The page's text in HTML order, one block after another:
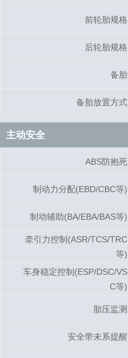
前轮胎规格
后轮胎规格
备胎
备胎放置方式
主动安全
ABS防抱死
制动力分配(EBD/CBC等)
制动辅助(BA/EBA/BAS等)
牵引力控制(ASR/TCS/TRC
等)
车身稳定控制(ESP/DSC/VS
C等)
胎压监测
安全带未系提醒
前轮胎规格
后轮胎规格
备胎
备胎放置方式
主动安全
ABS防抱死
制动力分配(EBD/CBC等)
制动辅助(BA/EBA/BAS等)
牵引力控制(ASR/TCS/TRC
等)
车身稳定控制(ESP/DSC/VS
C等)
胎压监测
安全带未系提醒